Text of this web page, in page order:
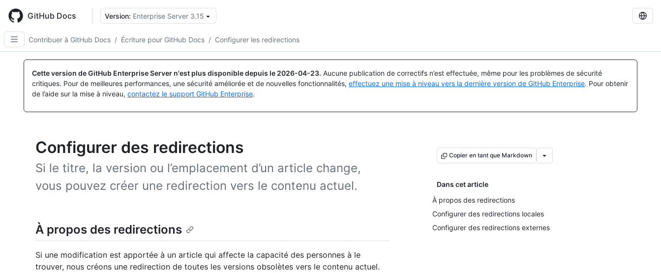
main
content
GitHub Docs Version: Enterprise Server 3.15
Contribuer à GitHub Docs / Écriture pour GitHub Docs / Configurer les redirections
Cette version de GitHub Enterprise Server n'est plus disponible depuis le 2026-04-23. Aucune publication de correctifs n’est effectuée, même pour les problèmes de sécurité
critiques. Pour de meilleures performances, une sécurité améliorée et de nouvelles fonctionnalités, effectuez une mise à niveau vers la dernière version de GitHub Enterprise. Pour obtenir
de l’aide sur la mise à niveau, contactez le support GitHub Enterprise.
Configurer des redirections
Si le titre, la version ou l’emplacement d’un article change,
vous pouvez créer une redirection vers le contenu actuel.
Copier en tant que Markdown
Dans cet article
À propos des redirections
Configurer des redirections locales
Configurer des redirections externes
À propos des redirections
Si une modification est apportée à un article qui affecte la capacité des personnes à le
trouver, nous créons une redirection de toutes les versions obsolètes vers le contenu actuel.